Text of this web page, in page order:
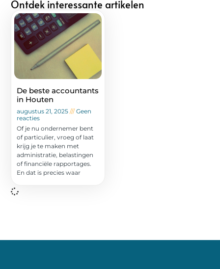
Ontdek interessante artikelen
De beste accountants
in Houten
augustus 21, 2025
Geen
reacties
Of je nu ondernemer bent
of particulier, vroeg of laat
krijg je te maken met
administratie, belastingen
of financiële rapportages.
En dat is precies waar